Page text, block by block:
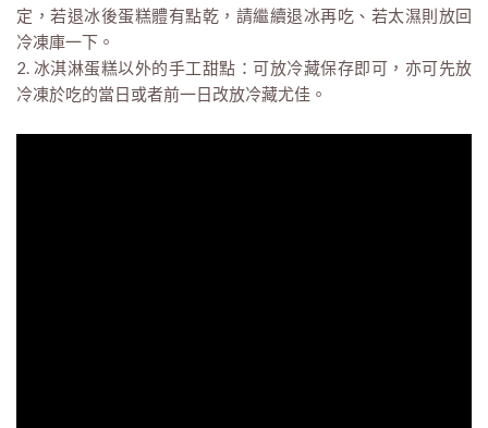
定，若退冰後蛋糕體有點乾，請繼續退冰再吃、若太濕則放回
冷凍庫一下。
2. 冰淇淋蛋糕以外的手工甜點：可放冷藏保存即可，亦可先放
冷凍於吃的當日或者前一日改放冷藏尤佳。